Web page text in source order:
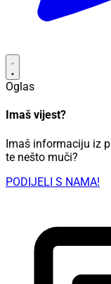
Oglas
Imaš vijest?
Imaš informaciju iz
te nešto muči?
PODIJELI S NAMA!